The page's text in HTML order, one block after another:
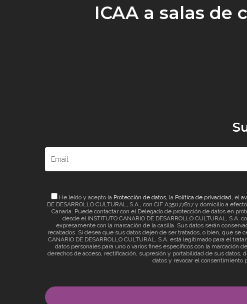
ICAA a salas de
He leído y acepto la Protección de datos, la Política de privacidad, el
DE DESARROLLO CULTURAL, S.A., con CIF A35077817 y domicilio a
Canaria. Puede contactar con el Delegado de protección de datos en
desde el INSTITUTO CANARIO DE DESARROLLO CULTURAL,
expresamente con la marcación de la casilla. Sus datos serán
recabados. Si desea que sus datos dejen de ser tratados, o bien, que se
CANARIO DE DESARROLLO CULTURAL, S.A. está legitimado para el
datos personales para uno o varios fines específicos con la marcación
derechos de acceso, rectificación, supresión y portabilidad de sus
datos y revocar el consentimiento